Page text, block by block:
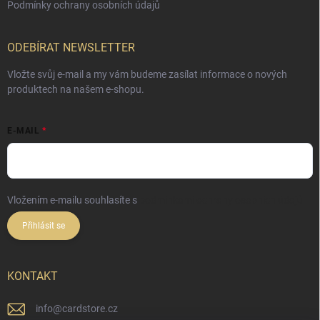
Podmínky ochrany osobních údajů
ODEBÍRAT NEWSLETTER
Vložte svůj e-mail a my vám budeme zasílat informace o nových
produktech na našem e-shopu.
E-MAIL
Vložením e-mailu souhlasíte s
Přihlásit se
KONTAKT
info@cardstore.cz